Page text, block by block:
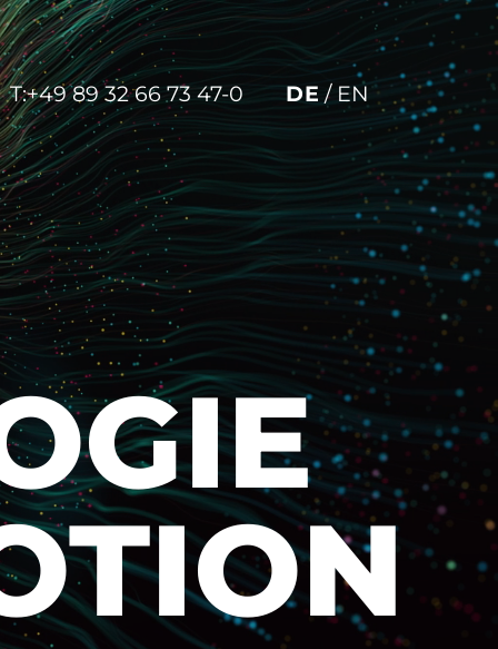
T:+49 89 32 66 73 47-0 DE / EN